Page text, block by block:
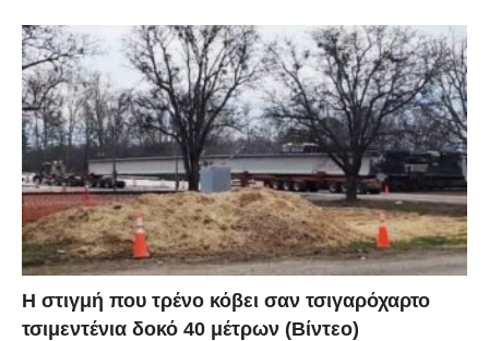
H στιγμή που τρένο κόβει σαν τσιγαρόχαρτο
τσιμεντένια δοκό 40 μέτρων (Βίντεο)